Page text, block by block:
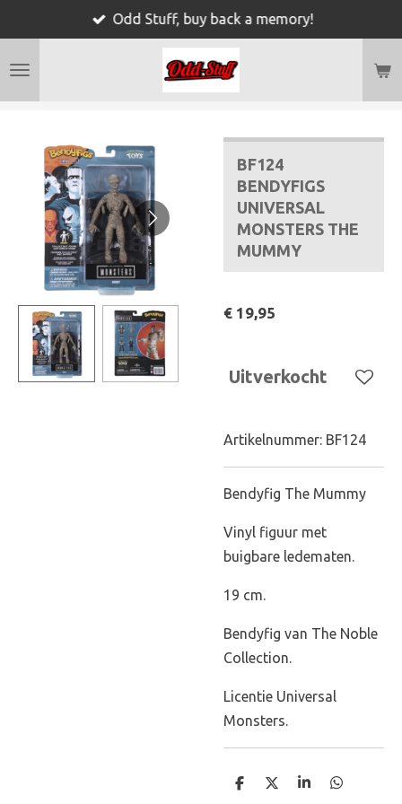
naar
Odd Stuff, buy back a memory!
BF124
BENDYFIGS
UNIVERSAL
MONSTERS THE
MUMMY
€ 19,95
Uitverkocht
Artikelnummer: BF124
Bendyfig The Mummy
Vinyl figuur met
buigbare ledematen.
19 cm.
Bendyfig van The Noble
Collection.
Licentie Universal
Monsters.
D
D
S
D